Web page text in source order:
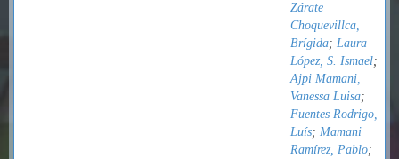
Zárate
Choquevillca,
Brígida; Laura
López, S. Ismael;
Ajpi Mamani,
Vanessa Luisa;
Fuentes Rodrigo,
Luís; Mamani
Ramírez, Pablo;